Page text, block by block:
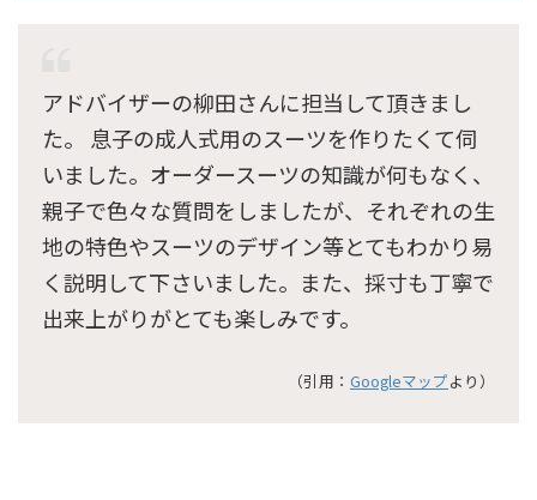
アドバイザーの柳田さんに担当して頂きまし
た。 息子の成人式用のスーツを作りたくて伺
いました。オーダースーツの知識が何もなく、
親子で色々な質問をしましたが、それぞれの生
地の特色やスーツのデザイン等とてもわかり易
く説明して下さいました。また、採寸も丁寧で
出来上がりがとても楽しみです。
（引用： Googleマップより）